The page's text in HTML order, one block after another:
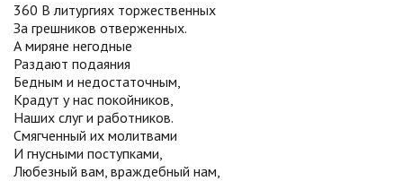
360 В литургиях торжественных
За грешников отверженных.
А миряне негодные
Раздают подаяния
Бедным и недостаточным,
Крадут у нас покойников,
Наших слуг и работников.
Смягченный их молитвами
И гнусными поступками,
Любезный вам, враждебный нам,